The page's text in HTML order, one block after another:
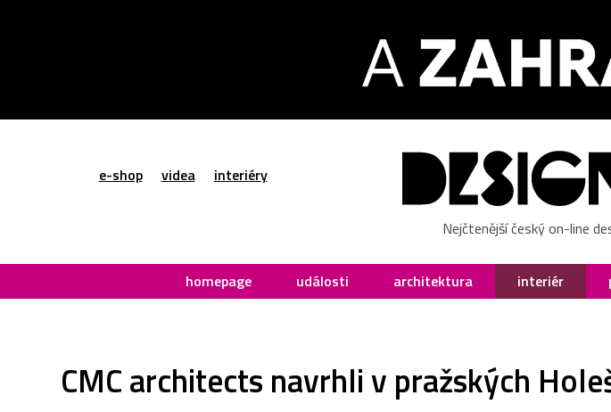
e-shop videa interiéry
Nejčtenější český on-line
homepage události architektura interiér
CMC architects navrhli v pražských